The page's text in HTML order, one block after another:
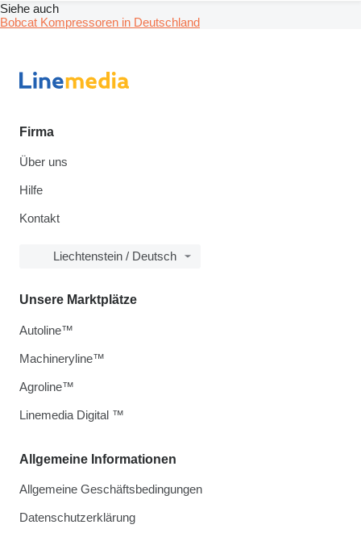
Siehe auch
Bobcat Kompressoren in Deutschland
Firma
Über uns
Hilfe
Kontakt
Liechtenstein / Deutsch
Allgemeine Informationen
Allgemeine Geschäftsbedingungen
Datenschutzerklärung
Unsere Marktplätze
Autoline™
Machineryline™
Agroline™
Linemedia Digital ™